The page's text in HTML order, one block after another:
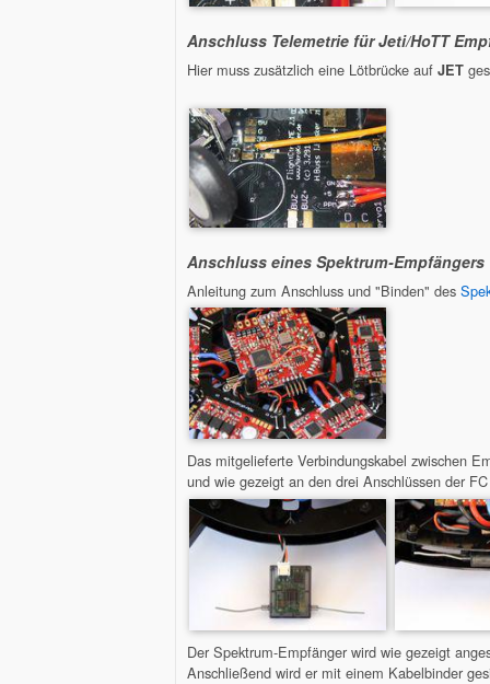
Anschluss Telemetrie für Jeti/HoTT
Hier muss zusätzlich eine Lötbrücke auf JET
Anschluss eines Spektrum-Empfängers
Anleitung zum Anschluss und "Binden" des
Das mitgelieferte Verbindungskabel zwischen
und wie gezeigt an den drei Anschlüssen der
Der Spektrum-Empfänger wird wie gezeigt
Anschließend wird er mit einem Kabelbinder